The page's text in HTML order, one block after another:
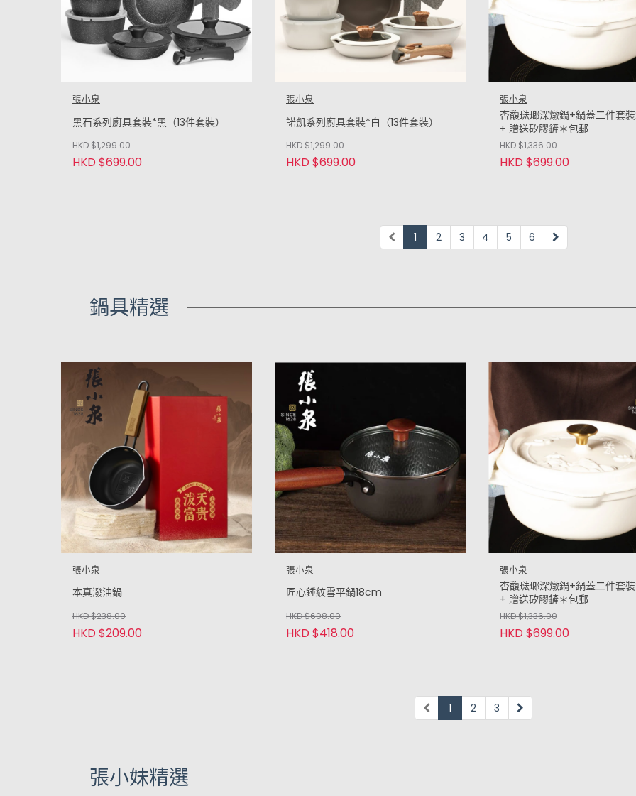
張小泉
黑石系列廚具套裝*黑（13件套裝）
HKD $1,299.00
HKD $699.00
張小泉
諾凱系列廚具套裝*白（13件套裝）
HKD $1,299.00
HKD $699.00
張小泉
杏馥琺瑯深燉鍋+鍋蓋二件套
+ 贈送矽膠鏟＊包郵
HKD $1,336.00
HKD $699.00
1 2 3 4 5 6
鍋具精選
張小泉
本真潑油鍋
HKD $238.00
HKD $209.00
張小泉
匠心錘紋雪平鍋18cm
HKD $698.00
HKD $418.00
張小泉
杏馥琺瑯深燉鍋+鍋蓋二件套
+ 贈送矽膠鏟＊包郵
HKD $1,336.00
HKD $699.00
1 2 3
張小妹精選